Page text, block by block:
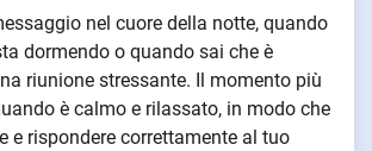
nel cuore della notte, quando
dormendo o quando sai che è
riunione stressante. Il momento più
è calmo e rilassato, in modo che
e rispondere correttamente al tuo